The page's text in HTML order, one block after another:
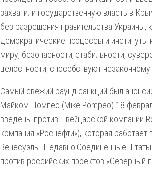
захватили государственную власть в
без разрешения правительства
демократические процессы и институты
миру, безопасности, стабильности,
целостности; способствуют
Самый свежий раунд санкций был
Майком Помпео (Mike Pompeo) 18
введены против швейцарской компании
компания «Роснефти»), которая работает
Венесуэлы. Недавно Соединенные Штаты
против российских проектов «Северный